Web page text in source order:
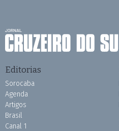
Editorias
Sorocaba
Agenda
Artigos
Brasil
Canal 1